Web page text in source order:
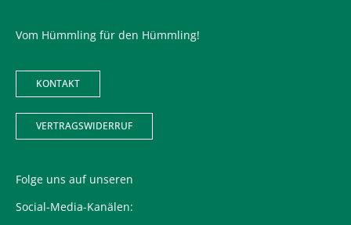
Vom Hümmling für den Hümmling!
KONTAKT
VERTRAGSWIDERRUF
Folge uns auf unseren
Social-Media-Kanälen: